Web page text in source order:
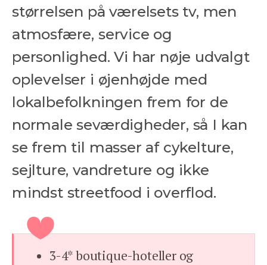
størrelsen på værelsets tv, men
atmosfære, service og
personlighed. Vi har nøje udvalgt
oplevelser i øjenhøjde med
lokalbefolkningen frem for de
normale seværdigheder, så I kan
se frem til masser af cykelture,
sejlture, vandreture og ikke
mindst streetfood i overflod.
3-4* boutique-hoteller og